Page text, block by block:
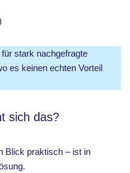
stark nachgefragte
es keinen echten Vorteil
sich das?
Blick praktisch – ist in